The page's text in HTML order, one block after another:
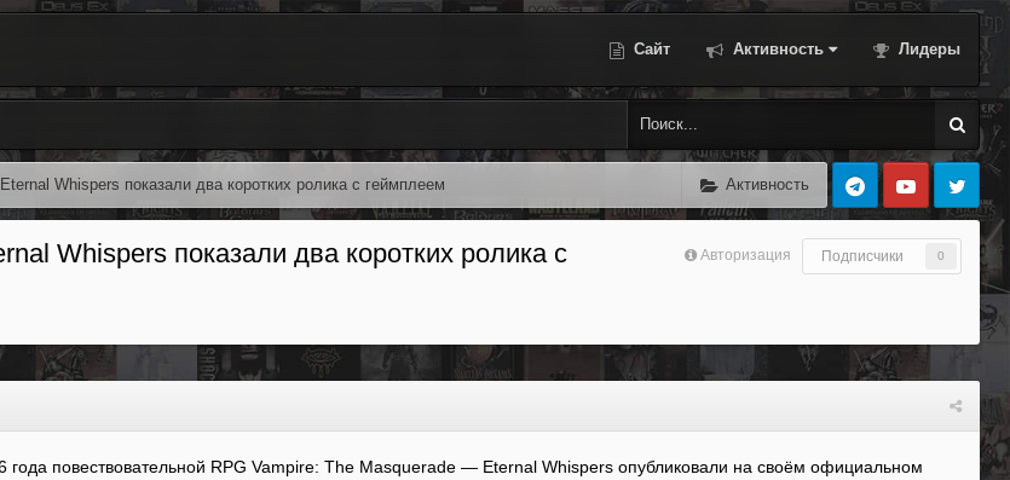
Сайт Активность Лидеры
Активность
Whispers показали два коротких ролика с геймплеем
Авторизация Подписчики 0
Whispers показали два коротких ролика с
года повествовательной RPG Vampire: The Masquerade — Eternal Whispers опубликовали на своём официальном